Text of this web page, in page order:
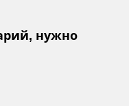
нужно